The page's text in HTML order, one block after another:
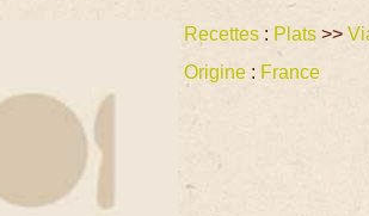
Recettes : Plats >>
Origine : France